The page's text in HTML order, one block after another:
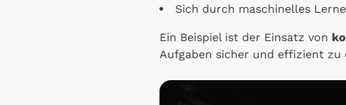
Sich durch maschinelles
Ein Beispiel ist der Einsatz von
Aufgaben sicher und effizient zu